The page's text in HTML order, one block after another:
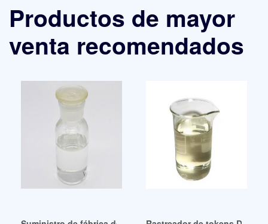
Productos de mayor
venta recomendados